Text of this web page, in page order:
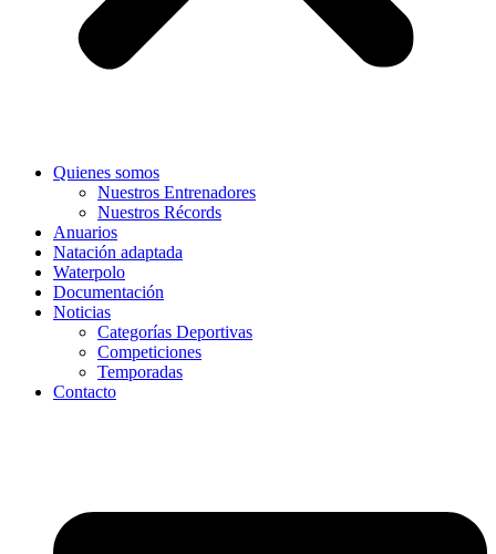
Quienes somos
Nuestros Entrenadores
Nuestros Récords
Anuarios
Natación adaptada
Waterpolo
Documentación
Noticias
Categorías Deportivas
Competiciones
Temporadas
Contacto